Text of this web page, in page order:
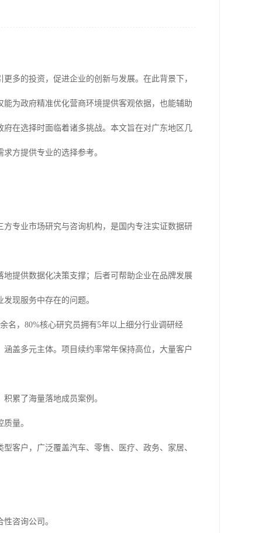
多的投资，促进企业的创新与发展。在此背景下，
为政府精准优化营商环境提供客观依据，也能辅助
在选择时面临着诸多挑战。本文旨在对广东地区几
方提供专业的选择参考。
专业市场研究与咨询机构，是国内专注实证数据研
提供数据化决策支撑；后者可帮助企业在品牌发展
现服务中存在的问题。
名，80%核心研究员拥有5年以上细分行业调研经
盖多元主体。项目续约率常年保持高位，大量客户
累了海量落地成员案例。
量。
客户，广泛覆盖汽车、零售、医疗、政务、家居、
咨询公司。